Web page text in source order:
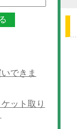
できま
ット取り